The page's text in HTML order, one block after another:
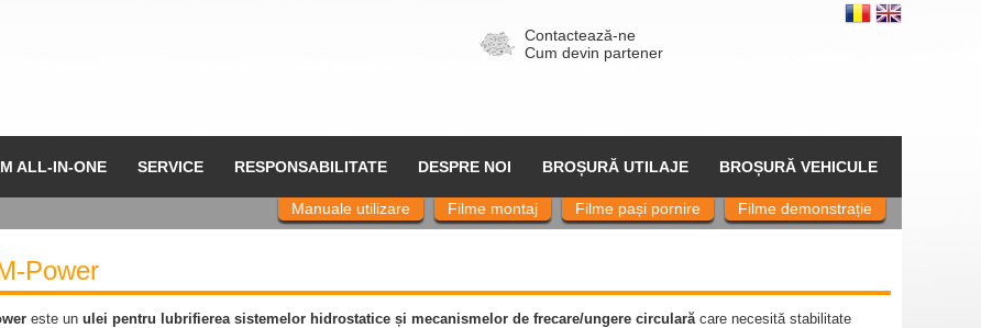
Contactează-ne
Cum devin partener
ALL-IN-ONE SERVICE RESPONSABILITATE DESPRE NOI BROȘURĂ UTILAJE BROȘURĂ VEHICULE
Filme demonstrație
Filme pași pornire
Filme montaj
Manuale utilizare
Power
este un ulei pentru lubrifierea sistemelor hidrostatice și mecanismelor de frecare/ungere circularăcare necesită stabilitate